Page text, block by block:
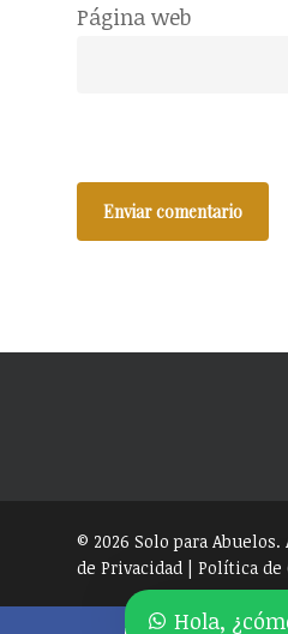
Página web
© 2026 Solo para Abuelos.
de Privacidad | Política de
facebookyoutubeinstagram
Hola,